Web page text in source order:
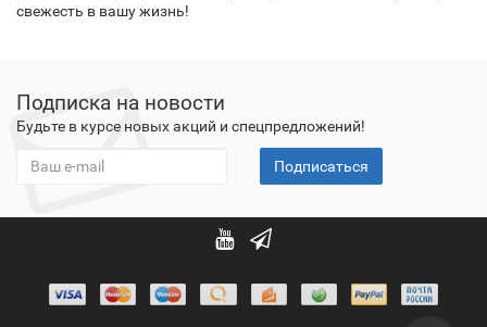
свежесть в вашу жизнь!
Подписка на новости
Будьте в курсе новых акций и спецпредложений!
Подписаться